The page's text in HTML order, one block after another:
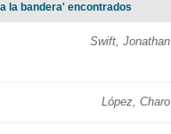
la bandera' encontrados
Swift, Jonathan
López, Charo